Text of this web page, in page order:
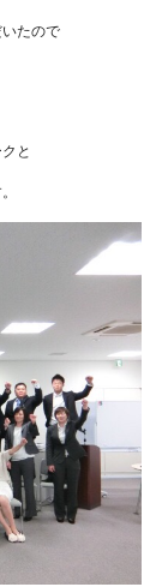
たので
と